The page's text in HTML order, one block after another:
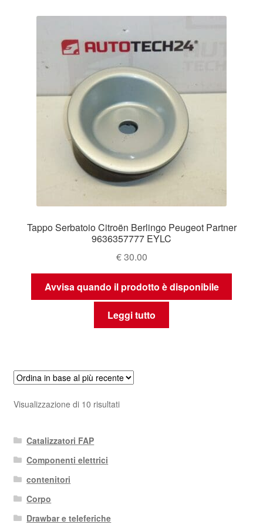
Tappo Serbatoio Citroën Berlingo Peugeot Partner
9636357777 EYLC
€30.00
Avvisa quando il prodotto è disponibile
Leggi tutto
Visualizzazione di 10 risultatiOrdina
Catalizzatori FAP
Componenti elettrici
contenitori
Corpo
Drawbar e teleferiche